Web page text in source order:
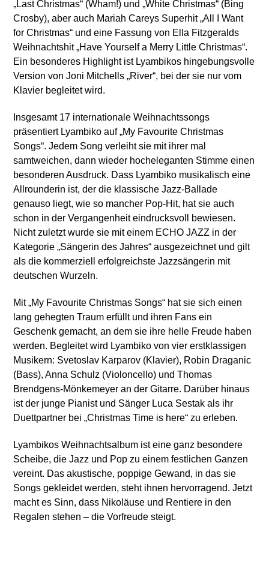
„Last Christmas“ (Wham!) und „White Christmas“ (Bing
Crosby), aber auch Mariah Careys Superhit „All I Want
for Christmas“ und eine Fassung von Ella Fitzgeralds
Weihnachtshit „Have Yourself a Merry Little Christmas“.
Ein besonderes Highlight ist Lyambikos hingebungsvolle
Version von Joni Mitchells „River“, bei der sie nur vom
Klavier begleitet wird.
Insgesamt 17 internationale Weihnachtssongs
präsentiert Lyambiko auf „My Favourite Christmas
Songs“. Jedem Song verleiht sie mit ihrer mal
samtweichen, dann wieder hocheleganten Stimme einen
besonderen Ausdruck. Dass Lyambiko musikalisch eine
Allrounderin ist, der die klassische Jazz-Ballade
genauso liegt, wie so mancher Pop-Hit, hat sie auch
schon in der Vergangenheit eindrucksvoll bewiesen.
Nicht zuletzt wurde sie mit einem ECHO JAZZ in der
Kategorie „Sängerin des Jahres“ ausgezeichnet und gilt
als die kommerziell erfolgreichste Jazzsängerin mit
deutschen Wurzeln.
Mit „My Favourite Christmas Songs“ hat sie sich einen
lang gehegten Traum erfüllt und ihren Fans ein
Geschenk gemacht, an dem sie ihre helle Freude haben
werden. Begleitet wird Lyambiko von vier erstklassigen
Musikern: Svetoslav Karparov (Klavier), Robin Draganic
(Bass), Anna Schulz (Violoncello) und Thomas
Brendgens-Mönkemeyer an der Gitarre. Darüber hinaus
ist der junge Pianist und Sänger Luca Sestak als ihr
Duettpartner bei „Christmas Time is here“ zu erleben.
Lyambikos Weihnachtsalbum ist eine ganz besondere
Scheibe, die Jazz und Pop zu einem festlichen Ganzen
vereint. Das akustische, poppige Gewand, in das sie
Songs gekleidet werden, steht ihnen hervorragend. Jetzt
macht es Sinn, dass Nikoläuse und Rentiere in den
Regalen stehen – die Vorfreude steigt.